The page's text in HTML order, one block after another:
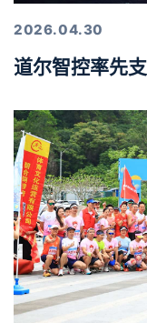
2026.04.30
道尔智控率先